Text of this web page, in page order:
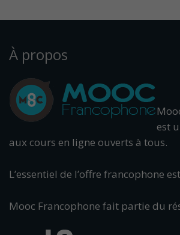
À propos
est
aux cours en ligne ouverts à tous.
L’essentiel de l’offre francophone
Mooc Francophone fait partie du